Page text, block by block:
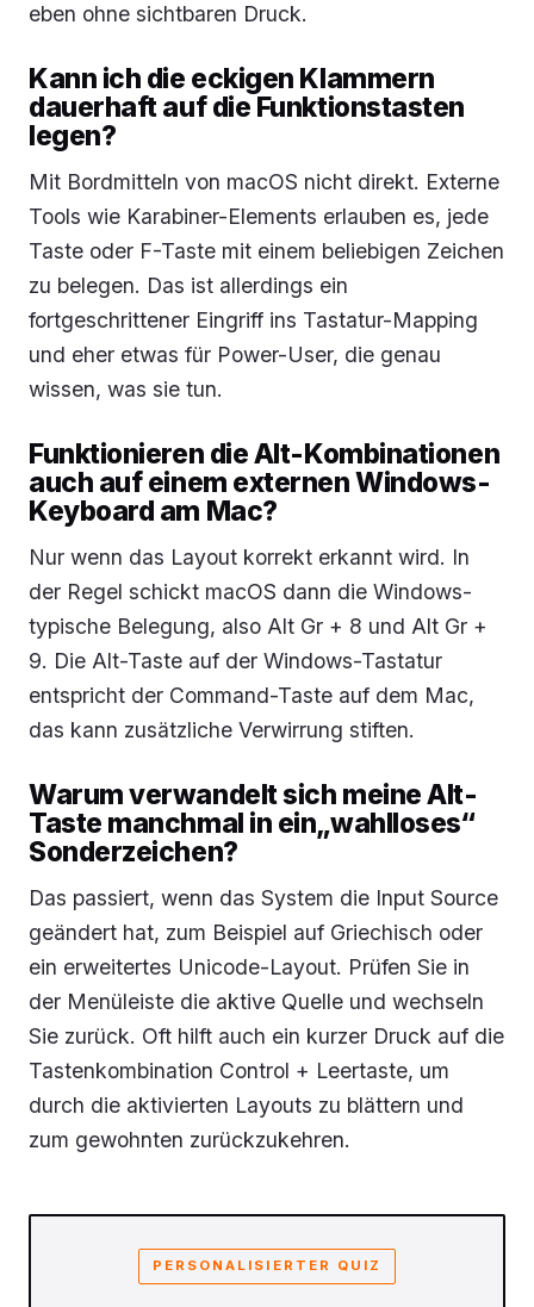
eben ohne sichtbaren Druck.
Kann ich die eckigen Klammern
dauerhaft auf die Funktionstasten
legen?
Mit Bordmitteln von macOS nicht direkt. Externe
Tools wie Karabiner-Elements erlauben es, jede
Taste oder F-Taste mit einem beliebigen Zeichen
zu belegen. Das ist allerdings ein
fortgeschrittener Eingriff ins Tastatur-Mapping
und eher etwas für Power-User, die genau
wissen, was sie tun.
Funktionieren die Alt-Kombinationen
auch auf einem externen Windows-
Keyboard am Mac?
Nur wenn das Layout korrekt erkannt wird. In
der Regel schickt macOS dann die Windows-
typische Belegung, also Alt Gr + 8 und Alt Gr +
9. Die Alt-Taste auf der Windows-Tastatur
entspricht der Command-Taste auf dem Mac,
das kann zusätzliche Verwirrung stiften.
Warum verwandelt sich meine Alt-
Taste manchmal in ein„wahlloses“
Sonderzeichen?
Das passiert, wenn das System die Input Source
geändert hat, zum Beispiel auf Griechisch oder
ein erweitertes Unicode-Layout. Prüfen Sie in
der Menüleiste die aktive Quelle und wechseln
Sie zurück. Oft hilft auch ein kurzer Druck auf die
Tastenkombination Control + Leertaste, um
durch die aktivierten Layouts zu blättern und
zum gewohnten zurückzukehren.
PERSONALISIERTER QUIZ